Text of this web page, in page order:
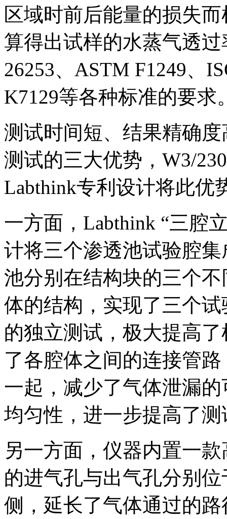
区域时前后能量的损失
算得出试样的水蒸气透
26253、ASTM F1249、
K7129等各种标准的要求
测试时间短、结果精确
测试的三大优势，W3/
Labthink专利设计将此优
一方面，Labthink “三腔
计将三个渗透池试验腔
池分别在结构块的三个
体的结构，实现了三个
的独立测试，极大提高
了各腔体之间的连接管
一起，减少了气体泄漏
均匀性，进一步提高了
另一方面，仪器内置一
的进气孔与出气孔分别
侧，延长了气体通过的